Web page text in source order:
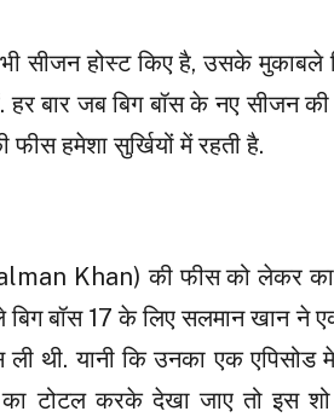
सीजन होस्ट किए है, उसके मुकाबले
हर बार जब बिग बॉस के नए सीजन
हमेशा सुर्खियों में रहती है.
Khan) की फीस को लेकर
बिग बॉस 17 के लिए सलमान खान ने
थी. यानी कि उनका एक एपिसोड
टोटल करके देखा जाए तो इस